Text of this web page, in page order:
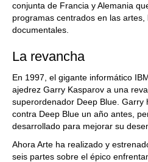
conjunta de Francia y Alemania
programas centrados en las
documentales.
La revancha
En 1997, el gigante informático
ajedrez Garry Kasparov a una
superordenador Deep Blue. Garry
contra Deep Blue un año antes,
desarrollado para mejorar su
Ahora Arte ha realizado y
seis partes sobre el épico